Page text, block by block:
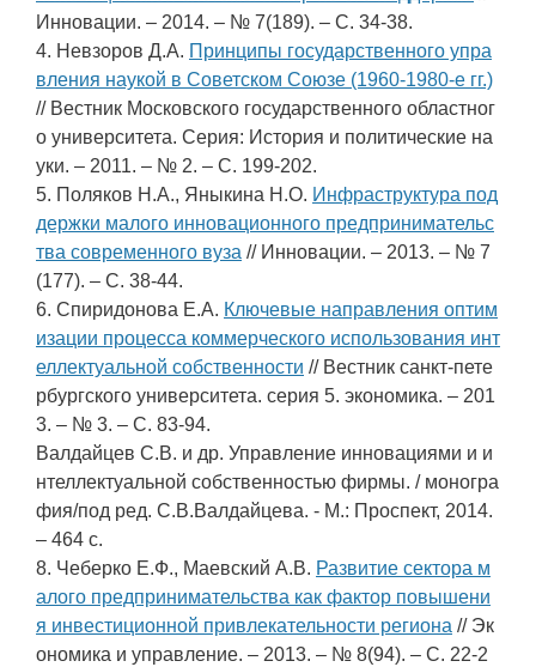
Инновации. – 2014. – № 7(189). – С. 34-38.
4. Невзоров Д.А. Принципы государственного упра
вления наукой в Советском Союзе (1960-1980-е гг.)
// Вестник Московского государственного областног
о университета. Серия: История и политические на
уки. – 2011. – № 2. – С. 199-202.
5. Поляков Н.А., Яныкина Н.О. Инфраструктура под
держки малого инновационного предпринимательс
тва современного вуза // Инновации. – 2013. – № 7
(177). – С. 38-44.
6. Спиридонова Е.А. Ключевые направления оптим
изации процесса коммерческого использования инт
еллектуальной собственности // Вестник санкт-пете
рбургского университета. серия 5. экономика. – 201
3. – № 3. – С. 83-94.
Валдайцев С.В. и др. Управление инновациями и и
нтеллектуальной собственностью фирмы. / моногра
фия/под ред. С.В.Валдайцева. - М.: Проспект, 2014.
– 464 с.
8. Чеберко Е.Ф., Маевский А.В. Развитие сектора м
алого предпринимательства как фактор повышени
я инвестиционной привлекательности региона // Эк
ономика и управление. – 2013. – № 8(94). – С. 22-2